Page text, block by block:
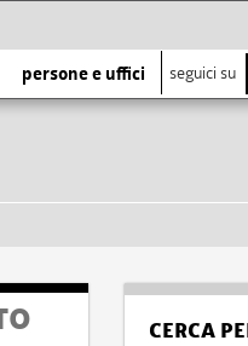
persone e uffici seguici su
CERCA